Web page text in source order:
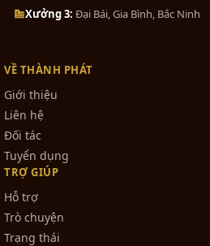
Xưởng 3: Đại Bái, Gia Bình, Bắc Ninh
VỀ THÀNH PHÁT
Giới thiệu
Liên hệ
Đối tác
Tuyển dụng
TRỢ GIÚP
Hỗ trợ
Trò chuyện
Trạng thái